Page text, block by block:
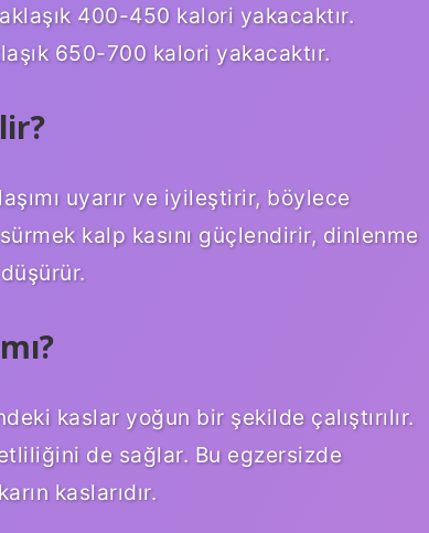
400-450 kalori yakacaktır.
650-700 kalori yakacaktır.
uyarır ve iyileştirir, böylece
kalp kasını güçlendirir, dinlenme
kaslar yoğun bir şekilde çalıştırılır.
de sağlar. Bu egzersizde
kaslarıdır.